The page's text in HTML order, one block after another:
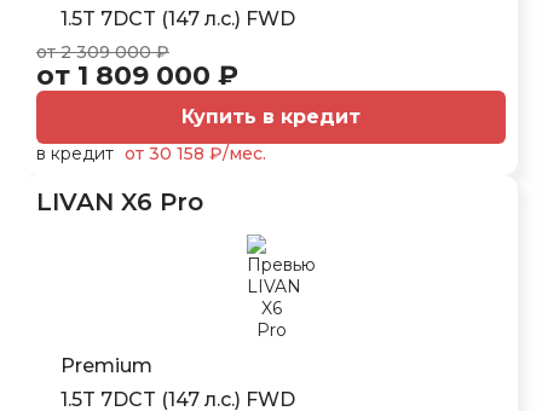
1.5T 7DCT (147 л.с.) FWD
от 2 309 000 ₽
от 1 809 000 ₽
Купить в кредит
в кредит от 30 158 ₽/мес.
LIVAN X6 Pro
Premium
1.5T 7DCT (147 л.с.) FWD